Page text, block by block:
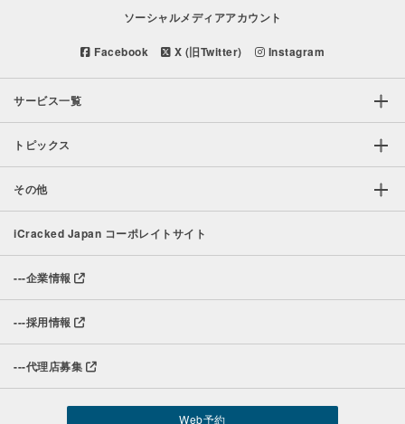
ソーシャルメディアアカウント
Facebook X (旧Twitter) Instagram
サービス一覧
トピックス
その他
iCracked Japan コーポレイトサイト
---企業情報
---採用情報
---代理店募集
Web予約